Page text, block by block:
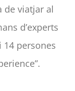
de viatjar al
d’experts
14 persones